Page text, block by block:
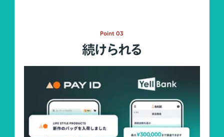
Point 03
続けられる